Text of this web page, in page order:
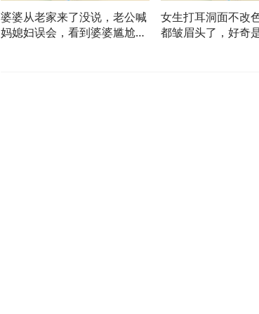
婆婆从老家来了没说，老公喊
妈媳妇误会，看到婆婆尴尬到
女生打耳洞面不改
都皱眉头了，好奇